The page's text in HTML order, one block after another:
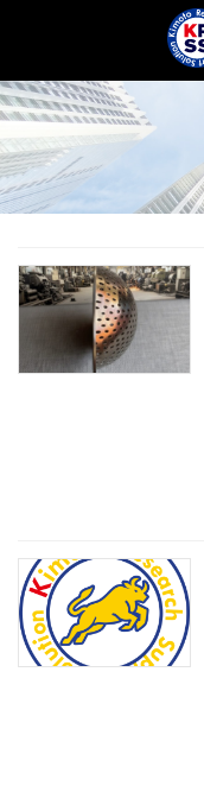
ン
ツ
ス
キ
ッ
ー
シ
ン
に
移